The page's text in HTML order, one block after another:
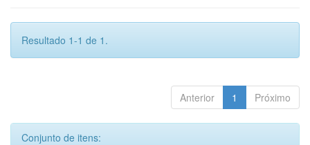
Resultado 1-1 de 1.
Anterior 1 Próximo
Conjunto de itens: